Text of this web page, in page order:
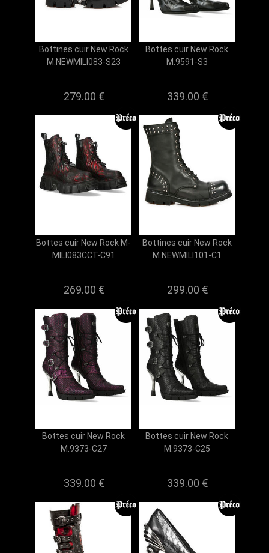
Bottines cuir New Rock
M.NEWMILI083-S23
279.00 €
Bottes cuir New Rock
M.9591-S3
339.00 €
Bottes cuir New Rock M-
MILI083CCT-C91
269.00 €
Bottines cuir New Rock
M.NEWMILI101-C1
299.00 €
Bottes cuir New Rock
M.9373-C27
339.00 €
Bottes cuir New Rock
M.9373-C25
339.00 €